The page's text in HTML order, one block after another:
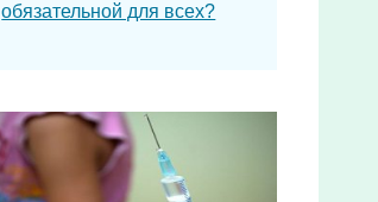
обязательной для всех?